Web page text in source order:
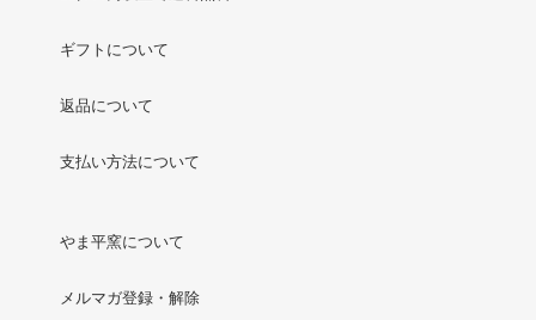
ギフトについて
返品について
支払い方法について
やま平窯について
メルマガ登録・解除